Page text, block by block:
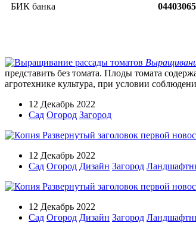
БИК банка
представить без томата. Плоды томата
агротехнике культура, при условии
12 Декабрь 2022
Сад Огород Загород
12 Декабрь 2022
Сад Огород Дизайн Загород
12 Декабрь 2022
Сад Огород Дизайн Загород